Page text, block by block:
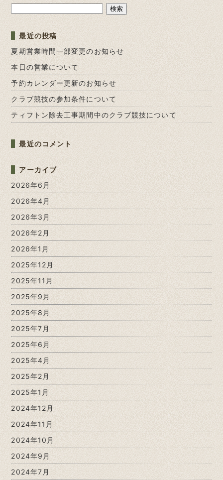
索:
最近の投稿
夏期営業時間一部変更のお知らせ
本日の営業について
予約カレンダー更新のお知らせ
クラブ競技の参加条件について
ティフトン除去工事期間中のクラブ競技について
最近のコメント
アーカイブ
2026年6月
2026年4月
2026年3月
2026年2月
2026年1月
2025年12月
2025年11月
2025年9月
2025年8月
2025年7月
2025年6月
2025年4月
2025年2月
2025年1月
2024年12月
2024年11月
2024年10月
2024年9月
2024年7月